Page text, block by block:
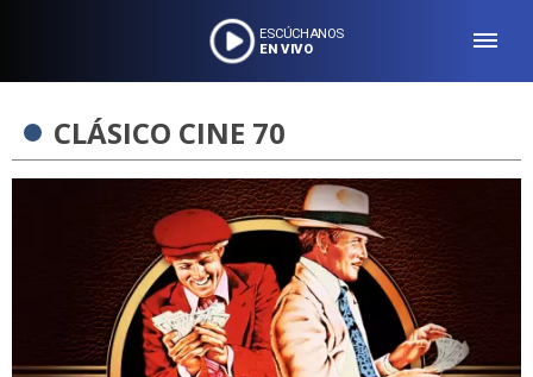
ESCÚCHANOS
EN VIVO
CLÁSICO CINE 70